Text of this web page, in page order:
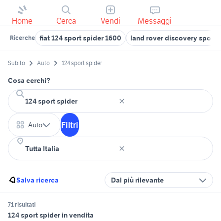
Home Cerca Vendi Messaggi
Ricerche fiat 124 sport spider 1600 land rover discovery sport
Subito Auto 124 sport spider
Cosa cerchi?
Auto Filtri
Salva ricerca Dal più rilevante
71 risultati
124 sport spider in vendita